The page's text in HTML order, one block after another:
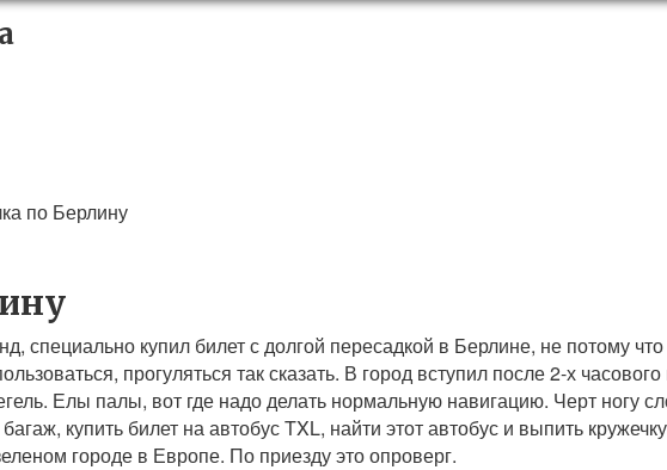
по Берлину
специально купил билет с долгой пересадкой в Берлине, не потому
прогуляться так сказать. В город вступил после 2-х
Елы палы, вот где надо делать нормальную навигацию. Черт ногу
купить билет на автобус TXL, найти этот автобус и выпить
городе в Европе. По приезду это опроверг.